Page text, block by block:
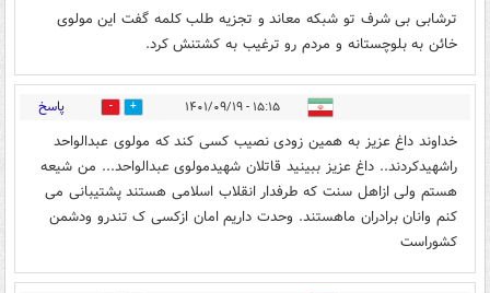
ترشابی بی شرف تو شبکه معاند و تجزیه طلب کلمه گفت این مولوی
خائن به بلوچستانه و مردم رو ترغیب به کشتنش کرد.
۱۵:۱۵ - ۱۴۰۱/۰۹/۱۹ 4 پاسخ
خداوند داغ عزیز به همین زودی نصیب کسی کند که مولوی عبدالواحد
راشهیدکردند.. داغ عزیز ببینید قاتلان شهیدمولوی عبدالواحد... من شیعه
هستم ولی ازاهل سنت که طرفدار انقلاب اسلامی هستند پشتیبانی می
کنم وانان برادران ماهستند. وحدت داریم امان ازکسی ک تندرو ودشمن
کشوراست